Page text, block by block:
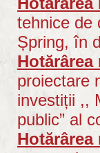
tehnice de
Șpring, în
Hotărârea
proiectare
investiții ,,
public” al
Hotărârea